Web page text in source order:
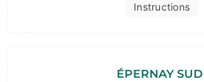
Instructions
ÉPERNAY SUD